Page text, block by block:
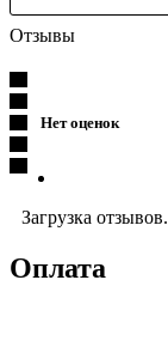
Отзывы
Нет оценок
Загрузка
Оплата